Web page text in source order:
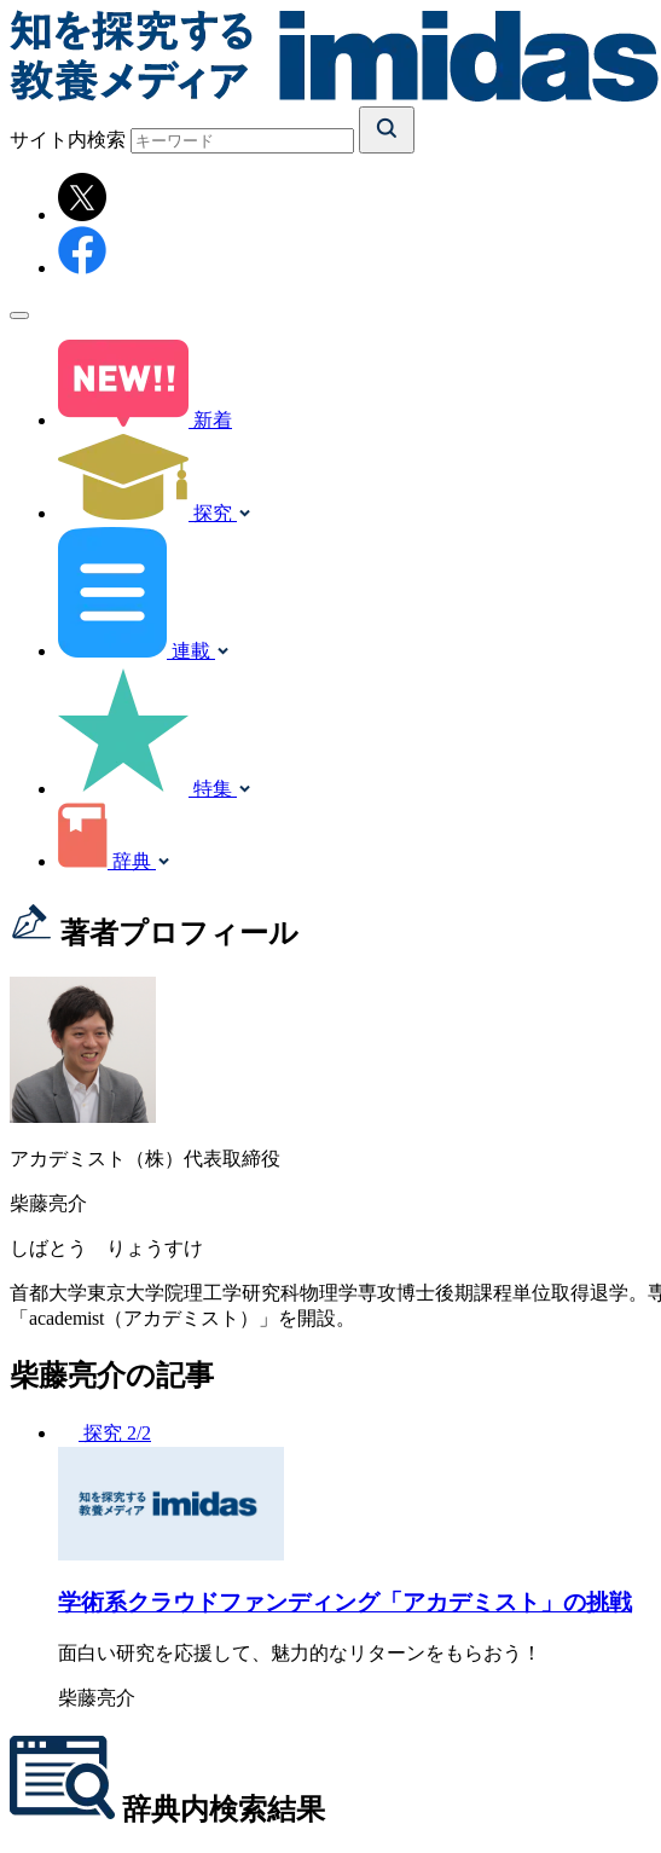
サイト内検索
新着
探究
連載
特集
辞典
著者プロフィール
アカデミスト（株）代表取締役
柴藤亮介
しばとう りょうすけ
首都大学東京大学院理工学研究科物理学専攻博士後期課程単位取得退学
「academist（アカデミスト）」を開設。
柴藤亮介の記事
探究 2/2
学術系クラウドファンディング「アカデミスト」の挑戦
面白い研究を応援して、魅力的なリターンをもらおう！
柴藤亮介
辞典内検索結果